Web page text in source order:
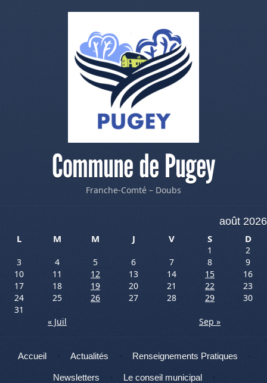
Commune de Pugey
Franche-Comté – Doubs
août 2026
L
M M J V S D
1
2
3
4 5 6 7 8
9
10
11 12 13 14 15
16
17
18 19 20 21 22
23
24
25 26 27 28 29
30
31
« Juil
Sep »
Menu
Aller au contenu
Accueil Actualités Renseignements Pratiques
Newsletters Le conseil municipal